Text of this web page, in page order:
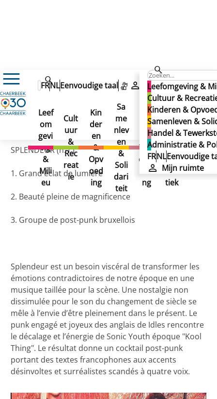
Leefomgeving &
Cultuur &
Kinderen &
Samenleven &
Handel &
Administratie &
FRNLEenvoudige
Mijn ruimte
FRNLEenvoudige taal Mijn ruimte
Leef
om
gevi
ng
&
Mili
eu
Cult
uur
&
Rec
reat
ie
Kin
der
en
&
Opv
oed
ing
Sa
me
nlev
en
&
Soli
dari
teit
Han
del
&
Tew
erks
telli
ng
Ad
min
istr
atie
&
Poli
tiek
Splendeur
Splendeur
Splendeur
Gepubliceerd op 02/12/2024
SPLENDEUR (n. f.)
1. Grand éclat de lumière
2. Beauté pleine de magnificence
3. Groupe de post-punk bruxellois
Splendeur est un besoin viscéral de transformer les
émotions contradictoires de notre époque en une
musique taillée pour la scène. Une nostalgie non
dissimulée pour le son du changement de siècle se
mêle à l’envie d’être pleinement dans le présent. Le
punk engagé et joyeux des anglais de Idles rencontre
le décalage et l’énergie de Sonic Youth époque "Kool
Thing". Le résultat donne un cocktail post-punk
portant des textes francophones aux accents
désinvoltes et surréalistes scandés à quatre voix.